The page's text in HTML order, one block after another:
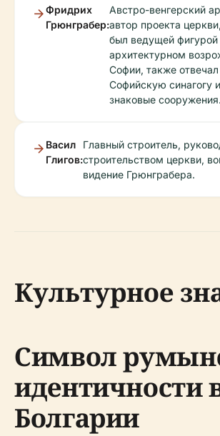
Фридрих
Грюнграбер:
Австро-венгерский
автор проекта
был ведущей фигурой
архитектурном
Софии, также отвечал
Софийскую синагогу
знаковые сооружения.
Васил
Глигов:
Главный строитель,
строительством церкви,
видение Грюнграбера.
Культурное
Символ
идентичности
Болгарии